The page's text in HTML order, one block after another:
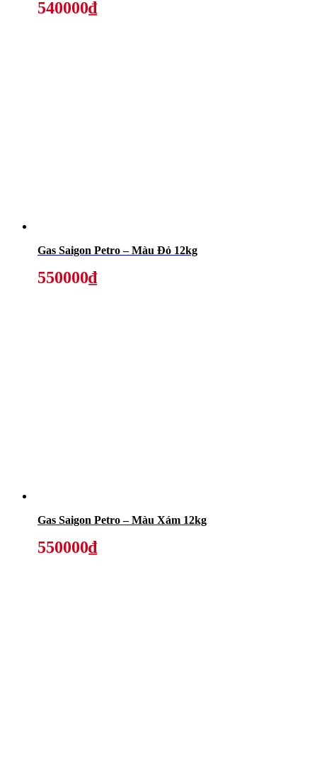
540000₫
Gas Saigon Petro – Màu Đỏ 12kg
550000₫
Gas Saigon Petro – Màu Xám 12kg
550000₫